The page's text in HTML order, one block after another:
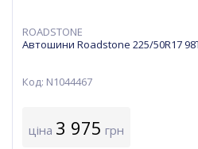
ROADSTONE
Автошини Roadstone 225/50R17
Код: N1044467
ціна 3 975 грн